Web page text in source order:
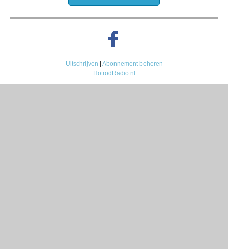
Uitschrijven
Abonnement beheren
HotrodRadio.nl